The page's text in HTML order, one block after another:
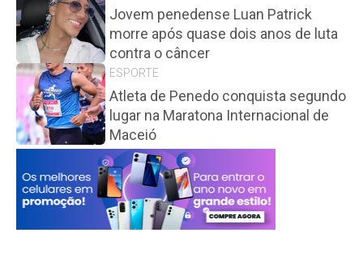
Jovem penedense Luan Patrick
morre após quase dois anos de luta
contra o câncer
ESPORTE
Atleta de Penedo conquista segundo
lugar na Maratona Internacional de
Maceió